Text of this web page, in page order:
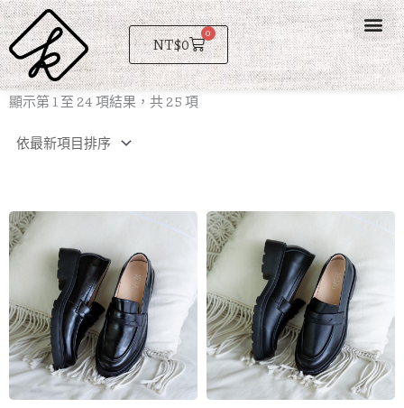
跳
至
主
要
內
NT$0
0
購
物
籃
顯示第 1 至 24 項結果，共 25 項依
最